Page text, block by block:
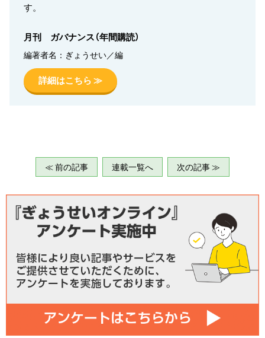
す。
月刊 ガバナンス（年間購読）
編著者名：ぎょうせい／編
詳細はこちら ≫
≪ 前の記事 連載一覧へ 次の記事 ≫